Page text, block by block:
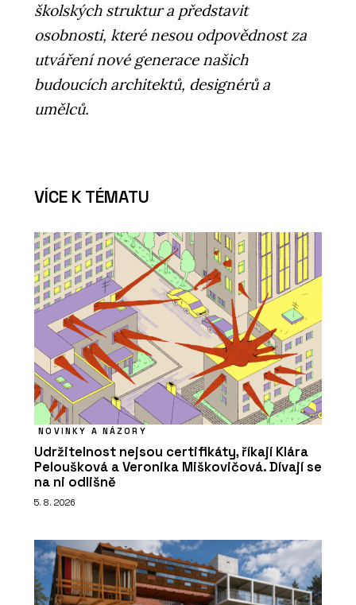
školských struktur a představit
osobnosti, které nesou odpovědnost za
utváření nové generace našich
budoucích architektů, designérů a
umělců.
VÍCE K TÉMATU
NOVINKY A NÁZORY
Udržitelnost nejsou certifikáty, říkají Klára
Peloušková a Veronika Miškovičová. Dívají se
na ni odlišně
5. 8. 2026